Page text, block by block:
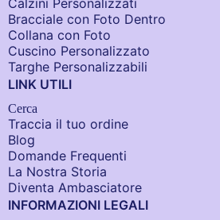
Calzini Personalizzati
Bracciale con Foto Dentro​
Collana con Foto
Cuscino Personalizzato
Targhe Personalizzabili
LINK UTILI
Cerca
Traccia il tuo ordine
Blog
Domande Frequenti
La Nostra Storia
Diventa Ambasciatore
INFORMAZIONI LEGALI